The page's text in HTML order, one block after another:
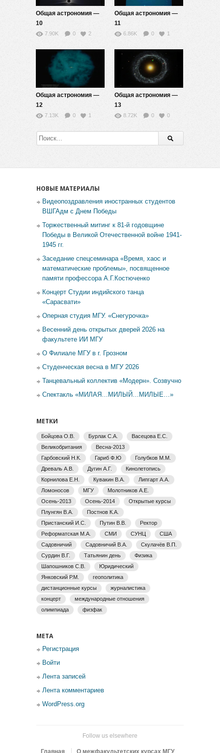
Общая астрономия —
10
7.90K 0 2
Общая астрономия —
11
6.86K 0 1
Общая астрономия —
12
7.13K 0 1
Общая астрономия —
13
8.72K 0 0
НОВЫЕ МАТЕРИАЛЫ
Видеопоздравления иностранных студентов
ВШГАдм с Днем Победы
Торжественный митинг к 81-й годовщине
Победы в Великой Отечественной войне 1941-
1945 гг.
Заседание спецсеминара «Время, хаос и
математические проблемы», посвященное
памяти профессора А.Г.Костюченко
Концерт Студии индийского танца
«Сарасвати»
Оперная студия МГУ. «Снегурочка»
Весенний день открытых дверей 2026 на
факультете ИИ МГУ
О Филиале МГУ в г. Грозном
Студенческая весна в МГУ 2026
Танцевальный коллектив «Модерн». Созвучно
Спектакль «МИЛАЯ…МИЛЫЙ…МИЛЫЕ…»
МЕТКИ
Бойцова О.В. Бурлак С.А.
Васецова Е.С.
Великобритания
Весна-2013
Гарбовский Н.К.
Гариб Ф.Ю
Голубков М.М.
Древаль А.В.
Дугин А.Г.
Кинолетопись
Корнилова Е.Н.
Кувакин В.А.
Липгарт А.А.
Ломоносов
МГУ
Молотников А.Е.
Осень-2013
Осень-2014
Открытые курсы
Плунгян В.А.
Постнов К.А.
Пристанский И.С.
Путин В.В.
Ректор
Реформатская М.А.
СМИ СУНЦ
США
Садовничий
Садовничий В.А.
Скулачёв В.П.
Сурдин В.Г.
Татьянин день
Физика
Шапошников С.В.
Юридический
Янковский Р.М.
геополитика
дистанционные курсы
журналистика
концерт
международные отношения
олимпиада
физфак
МЕТА
Регистрация
Войти
Лента записей
Лента комментариев
WordPress.org
Follow us elsewhere
Главная О межфакультетских курсах МГУ